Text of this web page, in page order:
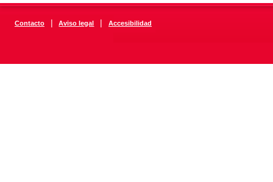
Contacto | Aviso legal | Accesibilidad